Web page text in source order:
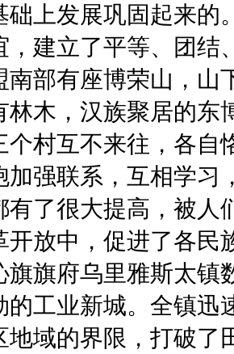
础上发展巩固起来的
，建立了平等、团结
南部有座博荣山，山
林木，汉族聚居的东
个村互不来往，各自
加强联系，互相学习
有了很大提高，被人
开放中，促进了各民
旗旗府乌里雅斯太镇
的工业新城。全镇迅
地域的界限，打破